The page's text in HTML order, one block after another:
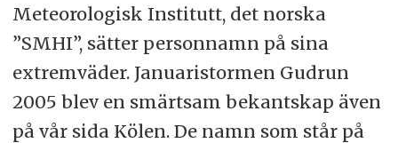
Meteorologisk Institutt, det norska
”SMHI”, sätter personnamn på sina
extremväder. Januaristormen Gudrun
2005 blev en smärtsam bekantskap även
på vår sida Kölen. De namn som står på